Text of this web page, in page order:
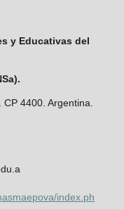
y Educativas del
CP 4400. Argentina.
index.ph